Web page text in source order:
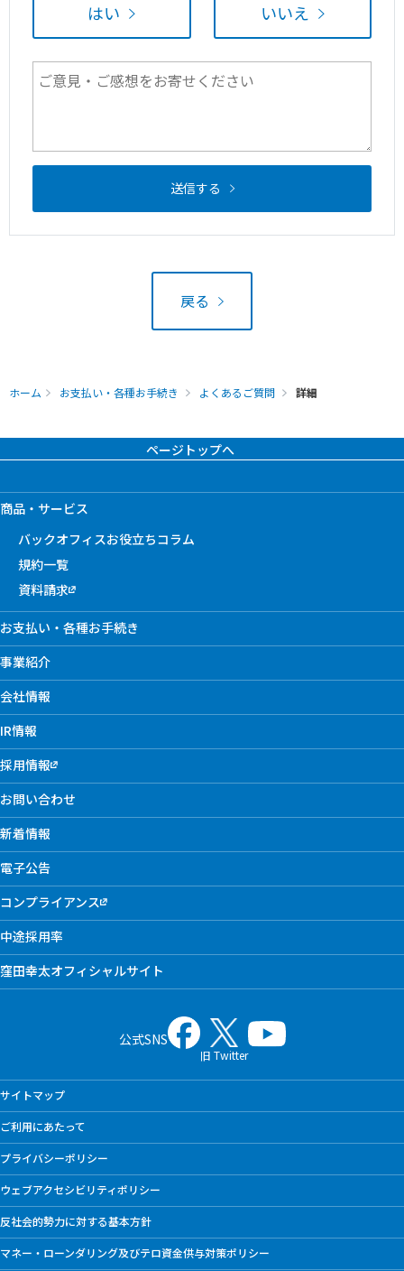
はい いいえ
送信する
戻る
ホーム お支払い・各種お手続き よくあるご質問 詳細
ページトップへ
商品・サービス
バックオフィスお役立ちコラム
規約一覧
資料請求
お支払い・各種お手続き
事業紹介
会社情報
IR情報
採用情報
お問い合わせ
新着情報
電子公告
コンプライアンス
中途採用率
窪田幸太オフィシャルサイト
公式SNS
旧 Twitter
サイトマップ
ご利用にあたって
プライバシーポリシー
ウェブアクセシビリティポリシー
反社会的勢力に対する基本方針
マネー・ローンダリング及びテロ資金供与対策ポリシー